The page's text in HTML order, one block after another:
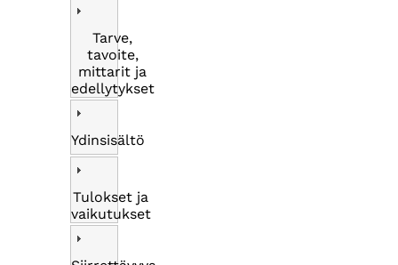
Tarve,
tavoite,
mittarit ja
edellytykset
Ydinsisältö
Tulokset ja
vaikutukset